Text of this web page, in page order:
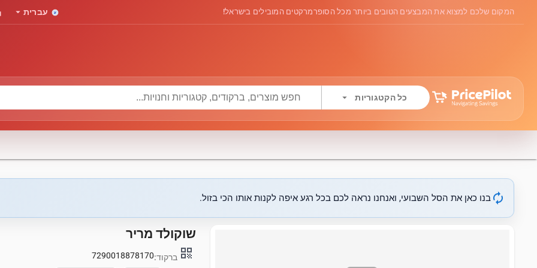
המקום שלכם למצוא את המבצעים הטובים ביותר מכל הסופרמרקטים המובילים בישראל! עברית arrow_drop_down
כל הקטגוריות arrow_drop_down
autorenew בנו כאן את הסל השבועי, ואנחנו נראה לכם בכל רגע איפה לקנות אותו הכי בזול.
שוקולד מריר
qr_code ברקוד:7290018878170